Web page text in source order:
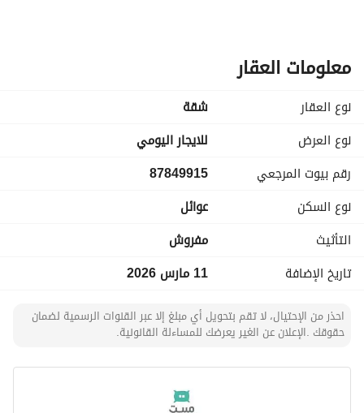
معلومات العقار
نوع العقار
شقة
نوع العرض
للايجار اليومي
رقم بيوت المرجعي
87849915
نوع السكن
عوائل
التأثيث
مفروش
تاريخ الإضافة
11 مارس 2026
احذر من الإحتيال، لا تقم بتحويل أي مبلغ إلا عبر القنوات الرسمية لضمان
حقوقك .الإعلان عن الغير يعرضك للمساءلة القانونية.